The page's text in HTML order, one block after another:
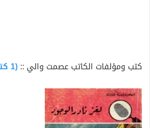
كتب ومؤلفات الكاتب عصمت والي ::(1 كتاب متاح للتحميل)